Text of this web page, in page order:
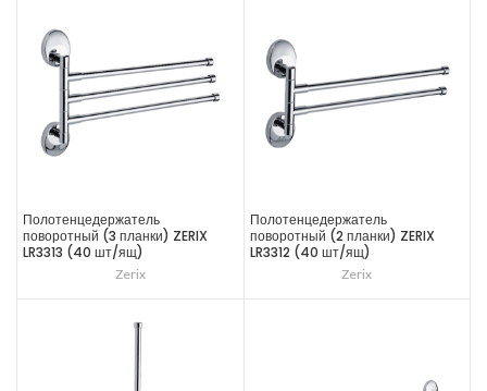
Полотенцедержатель
поворотный (3 планки) ZERIX
LR3313 (40 шт/ящ)
Zerix
Полотенцедержатель
поворотный (2 планки) ZERIX
LR3312 (40 шт/ящ)
Zerix